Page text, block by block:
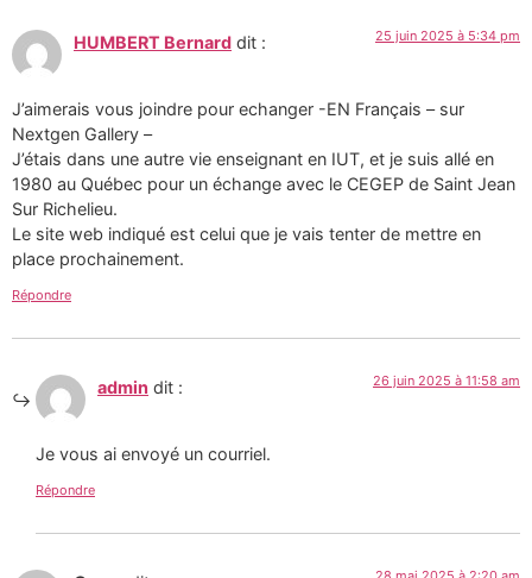
HUMBERT Bernard dit : 25 juin 2025 à 5:34 pm
J’aimerais vous joindre pour echanger -EN Français – sur
Nextgen Gallery –
J’étais dans une autre vie enseignant en IUT, et je suis allé en
1980 au Québec pour un échange avec le CEGEP de Saint Jean
Sur Richelieu.
Le site web indiqué est celui que je vais tenter de mettre en
place prochainement.
Répondre
admin dit : 26 juin 2025 à 11:58 am
Je vous ai envoyé un courriel.
Répondre